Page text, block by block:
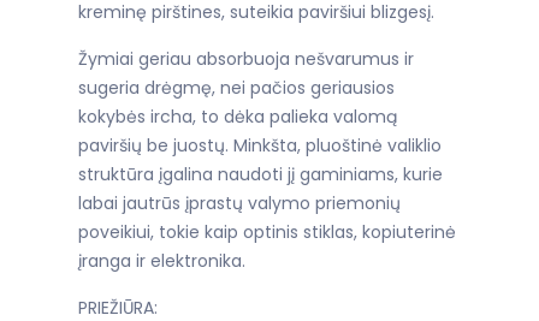
kreminę pirštines, suteikia paviršiui blizgesį.
Žymiai geriau absorbuoja nešvarumus ir
sugeria drėgmę, nei pačios geriausios
kokybės ircha, to dėka palieka valomą
paviršių be juostų. Minkšta, pluoštinė valiklio
struktūra įgalina naudoti jį gaminiams, kurie
labai jautrūs įprastų valymo priemonių
poveikiui, tokie kaip optinis stiklas, kopiuterinė
įranga ir elektronika.
PRIEŽIŪRA: